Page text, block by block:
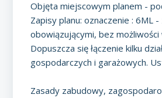
Objęta miejscowym planem -
Zapisy planu: oznaczenie : 6ML
obowiązującymi, bez możliwości
Dopuszcza się łączenie kilku
gospodarczych i garażowych.
Zasady zabudowy,